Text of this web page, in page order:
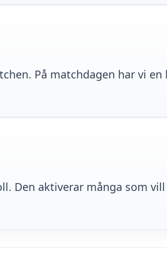
På matchdagen har vi en
Den aktiverar många som